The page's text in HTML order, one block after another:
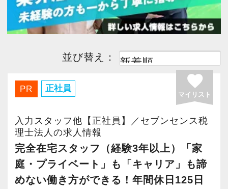
採用ご担当者様
駅から５分以内(1) ボーナスあり(1)
月間残業30時間以内(1)
テレワーク推進(1)
並び替え：
PR 正社員 favorite
マイリスト
入力スタッフ他【正社員】／セブンセンス税
理士法人の求人情報
完全在宅スタッフ（経験3年以上）「家
庭・プライベート」も「キャリア」も諦
めない働き方ができる！年間休日125日